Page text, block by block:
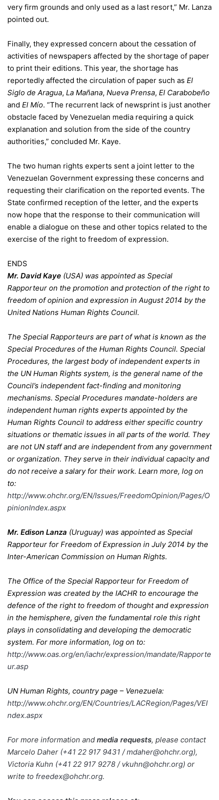
very firm grounds and only used as a last resort,” Mr. Lanza
pointed out.
Finally, they expressed concern about the cessation of
activities of newspapers affected by the shortage of paper
to print their editions. This year, the shortage has
reportedly affected the circulation of paper such as El
Siglo de Aragua, La Mañana, Nueva Prensa, El Carabobeño
and El Mío. “The recurrent lack of newsprint is just another
obstacle faced by Venezuelan media requiring a quick
explanation and solution from the side of the country
authorities,” concluded Mr. Kaye.
The two human rights experts sent a joint letter to the
Venezuelan Government expressing these concerns and
requesting their clarification on the reported events. The
State confirmed reception of the letter, and the experts
now hope that the response to their communication will
enable a dialogue on these and other topics related to the
exercise of the right to freedom of expression.
ENDS
Mr. David Kaye (USA) was appointed as Special
Rapporteur on the promotion and protection of the right to
freedom of opinion and expression in August 2014 by the
United Nations Human Rights Council.
The Special Rapporteurs are part of what is known as the
Special Procedures of the Human Rights Council. Special
Procedures, the largest body of independent experts in
the UN Human Rights system, is the general name of the
Council’s independent fact-finding and monitoring
mechanisms. Special Procedures mandate-holders are
independent human rights experts appointed by the
Human Rights Council to address either specific country
situations or thematic issues in all parts of the world. They
are not UN staff and are independent from any government
or organization. They serve in their individual capacity and
do not receive a salary for their work. Learn more, log on
to:
http://www.ohchr.org/EN/Issues/FreedomOpinion/Pages/O
pinionIndex.aspx
Mr. Edison Lanza (Uruguay) was appointed as Special
Rapporteur for Freedom of Expression in July 2014 by the
Inter-American Commission on Human Rights.
The Office of the Special Rapporteur for Freedom of
Expression was created by the IACHR to encourage the
defence of the right to freedom of thought and expression
in the hemisphere, given the fundamental role this right
plays in consolidating and developing the democratic
system. For more information, log on to:
http://www.oas.org/en/iachr/expression/mandate/Rapporte
ur.asp
UN Human Rights, country page – Venezuela:
http://www.ohchr.org/EN/Countries/LACRegion/Pages/VEI
ndex.aspx
For more information and media requests, please contact
Marcelo Daher (+41 22 917 9431 /mdaher@ohchr.org),
Victoria Kuhn (+41 22 917 9278 / vkuhn@ohchr.org) or
write to freedex@ohchr.org.